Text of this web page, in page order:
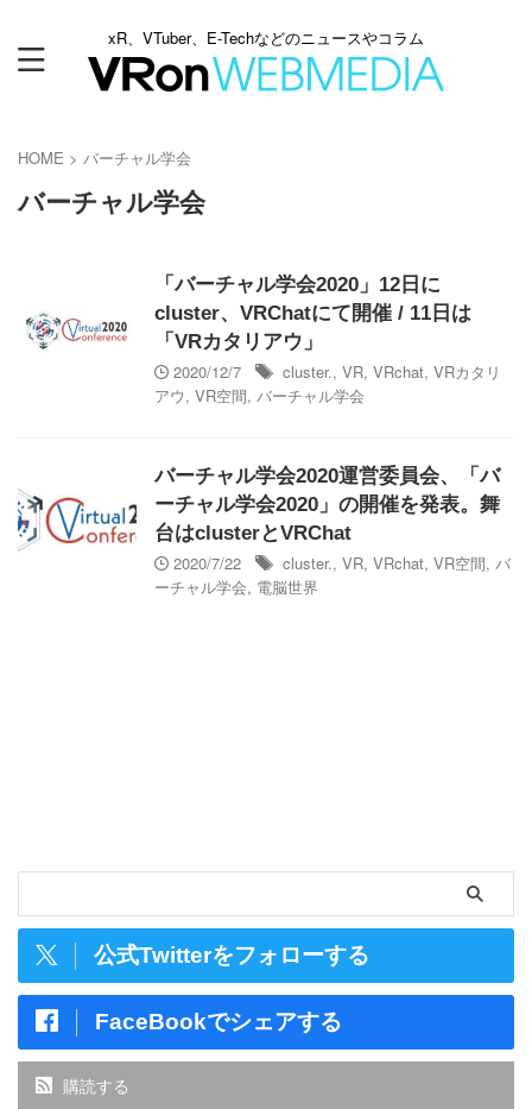
xR、VTuber、E-Techなどのニュースやコラム
HOME > バーチャル学会
バーチャル学会
「バーチャル学会2020」12日に
cluster、VRChatにて開催 / 11日は
「VRカタリアウ」
2020/12/7
cluster., VR, VRchat, VRカタリ
アウ, VR空間, バーチャル学会
バーチャル学会2020運営委員会、「バ
ーチャル学会2020」の開催を発表。舞
台はclusterとVRChat
2020/7/22
cluster., VR, VRchat, VR空間, バ
ーチャル学会, 電脳世界
公式Twitterをフォローする
FaceBookでシェアする
購読する